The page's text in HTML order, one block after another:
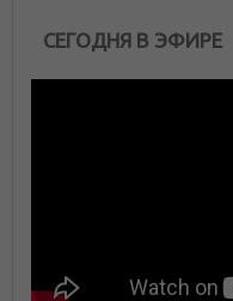
СЕГОДНЯ В ЭФИРЕ